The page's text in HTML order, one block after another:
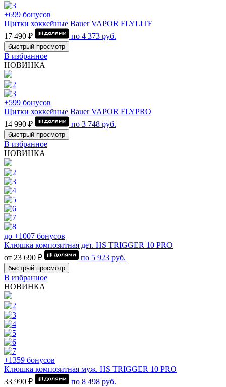
+699 бонусов
Щитки хоккейные Bauer VAPOR FLYLITE
17 490 ₽
по 4 373 руб.
быстрый просмотр
В избранное
НОВИНКА
+599 бонусов
Щитки хоккейные Bauer VAPOR FLYPRO
14 990 ₽
по 3 748 руб.
быстрый просмотр
В избранное
НОВИНКА
до +1007 бонусов
Клюшка композитная дет. HS TRIGGER 10 PRO
от 23 690 ₽
по 5 923 руб.
быстрый просмотр
В избранное
НОВИНКА
+1359 бонусов
Клюшка композитная муж. HS TRIGGER 10 PRO
33 990 ₽
по 8 498 руб.